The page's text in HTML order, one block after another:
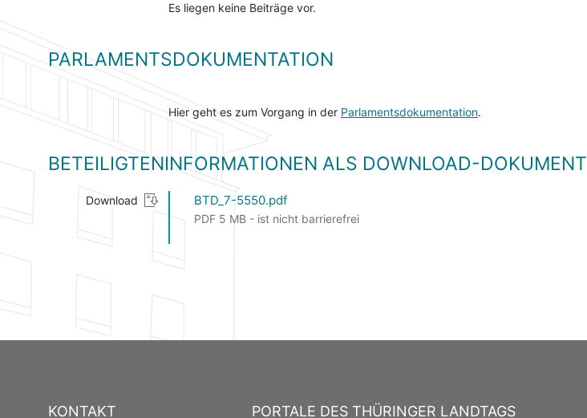
Es liegen keine Beiträge vor.
PARLAMENTSDOKUMENTATION
Hier geht es zum Vorgang in der Parlamentsdokumentation.
BETEILIGTENINFORMATIONEN ALS DOWNLOAD-DOKUMENT
Download BTD_7-5550.pdf
PDF 5 MB - ist nicht barrierefrei
KONTAKT PORTALE DES THÜRINGER LANDTAGS